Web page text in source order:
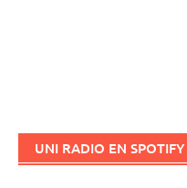
UNI RADIO EN SPOTIFY